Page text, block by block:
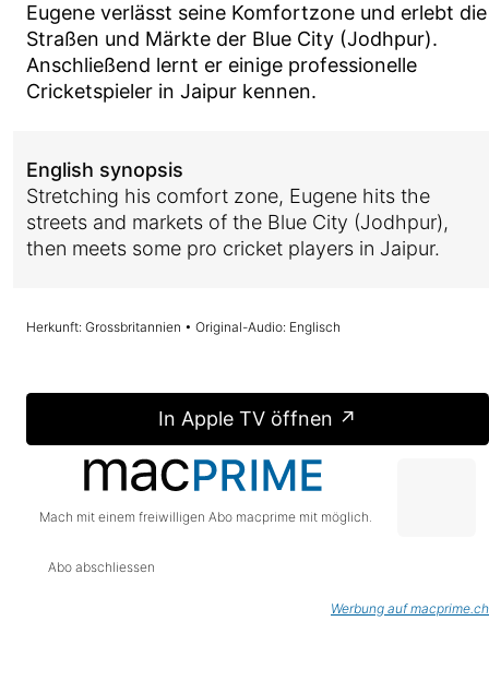
Eugene verlässt seine Komfortzone und erlebt die
Straßen und Märkte der Blue City (Jodhpur).
Anschließend lernt er einige professionelle
Cricketspieler in Jaipur kennen.
English synopsis
Stretching his comfort zone, Eugene hits the
streets and markets of the Blue City (Jodhpur),
then meets some pro cricket players in Jaipur.
Herkunft: Grossbritannien • Original-Audio: Englisch
In Apple TV öffnen ↗
Mach mit einem freiwilligen Abo macprime mit möglich.
Abo abschliessen
Werbung auf macprime.ch